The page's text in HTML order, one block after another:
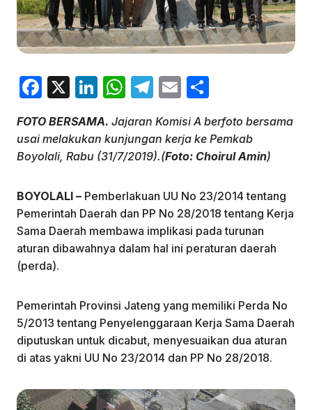
F
c
e
o
o
k
X
Li
k
e
n
W
at
s
p
p
T
e
gr
m
E
ai
l
ar
e
FOTO BERSAMA. Jajaran Komisi A berfoto bersama
usai melakukan kunjungan kerja ke Pemkab
Boyolali, Rabu (31/7/2019).(Foto: Choirul Amin)
BOYOLALI – Pemberlakuan UU No 23/2014 tentang
Pemerintah Daerah dan PP No 28/2018 tentang Kerja
Sama Daerah membawa implikasi pada turunan
aturan dibawahnya dalam hal ini peraturan daerah
(perda).
Pemerintah Provinsi Jateng yang memiliki Perda No
5/2013 tentang Penyelenggaraan Kerja Sama Daerah
diputuskan untuk dicabut, menyesuaikan dua aturan
di atas yakni UU No 23/2014 dan PP No 28/2018.